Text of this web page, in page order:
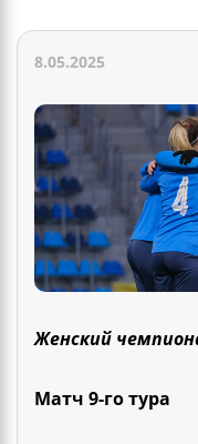
8.05.2025
Женский
Матч 9-го тура